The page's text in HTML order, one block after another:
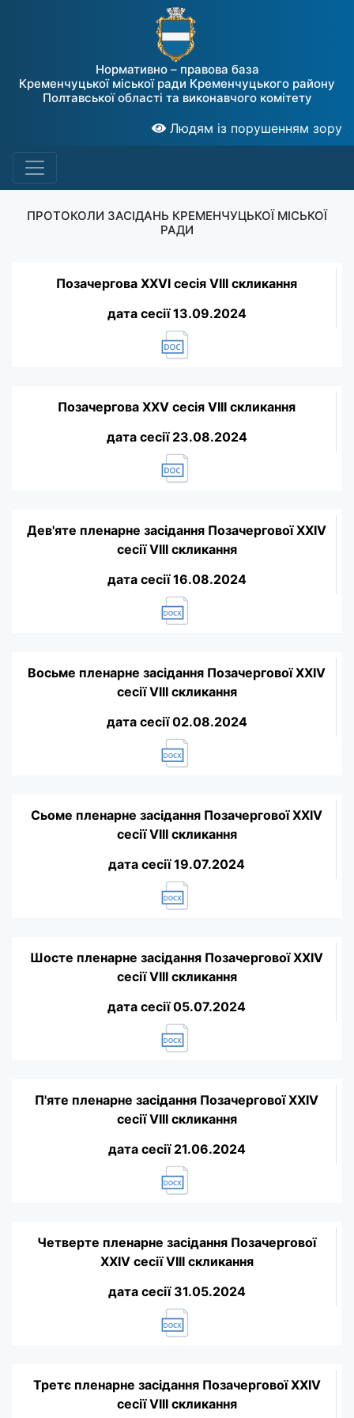
Нормативно – правова база
Кременчуцької міської ради Кременчуцького району
Полтавської області та виконавчого комітету
Людям із порушенням зору
ПРОТОКОЛИ ЗАСІДАНЬ КРЕМЕНЧУЦЬКОЇ МІСЬКОЇ
РАДИ
Позачергова XXVI сесія VIII скликання
дата сесії 13.09.2024
Позачергова XXV сесія VIII скликання
дата сесії 23.08.2024
Дев'яте пленарне засідання Позачергової XXIV
сесії VIII скликання
дата сесії 16.08.2024
Восьме пленарне засідання Позачергової XXIV
сесії VIII скликання
дата сесії 02.08.2024
Сьоме пленарне засідання Позачергової XXIV
сесії VIII скликання
дата сесії 19.07.2024
Шосте пленарне засідання Позачергової XXIV
сесії VIII скликання
дата сесії 05.07.2024
П'яте пленарне засідання Позачергової XXIV
сесії VIII скликання
дата сесії 21.06.2024
Четверте пленарне засідання Позачергової
XXIV сесії VIII скликання
дата сесії 31.05.2024
Третє пленарне засідання Позачергової XXIV
сесії VIII скликання